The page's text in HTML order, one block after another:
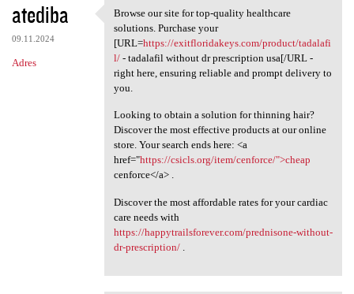
atediba
09.11.2024
Adres
Browse our site for top
Browse our site for top-quality healthcare
solutions. Purchase your
[URL=https://exitfloridakeys.com/product/tadalafi
l/- tadalafil without dr prescription usa[/URL -
right here, ensuring reliable and prompt delivery to
you.
Looking to obtain a solution for thinning hair?
Discover the most effective products at our online
store. Your search ends here: <a
href="https://csicls.org/item/cenforce/">cheap
cenforce</a> .
Discover the most affordable rates for your cardiac
care needs with
https://happytrailsforever.com/prednisone-without-
dr-prescription/.